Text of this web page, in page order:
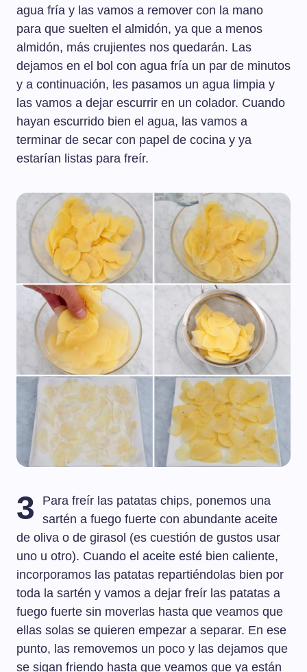
agua fría y las vamos a remover con la mano
para que suelten el almidón, ya que a menos
almidón, más crujientes nos quedarán. Las
dejamos en el bol con agua fría un par de minutos
y a continuación, les pasamos un agua limpia y
las vamos a dejar escurrir en un colador. Cuando
hayan escurrido bien el agua, las vamos a
terminar de secar con papel de cocina y ya
estarían listas para freír.
3
Para freír las patatas chips, ponemos una
sartén a fuego fuerte con abundante aceite
de oliva o de girasol (es cuestión de gustos usar
uno u otro). Cuando el aceite esté bien caliente,
incorporamos las patatas repartiéndolas bien por
toda la sartén y vamos a dejar freír las patatas a
fuego fuerte sin moverlas hasta que veamos que
ellas solas se quieren empezar a separar. En ese
punto, las removemos un poco y las dejamos que
se sigan friendo hasta que veamos que ya están